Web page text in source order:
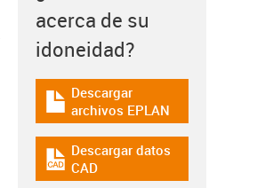
acerca de su
idoneidad?
igus-icon-download-plan
Descargar
archivos EPLAN
igus-icon-cad-dateien
Descargar datos
CAD